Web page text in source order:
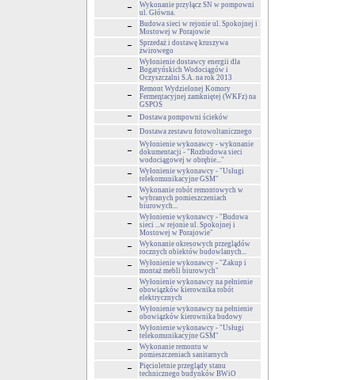
Wykonanie przyłącz SN w pompowni
ul. Główna.
Budowa sieci w rejonie ul. Spokojnej i
Mostowej w Porajowie
Sprzedaż i dostawę kruszywa
żwirowego
Wyłonienie dostawcy energii dla
Bogatyńskich Wodociągów i
Oczyszczalni S.A. na rok 2013
Remont Wydzielonej Komory
Fermentacyjnej zamkniętej (WKFz) na
GSPOŚ
Dostawa pompowni ścieków
Dostawa zestawu fotowoltanicznego
Wyłonienie wykonawcy - wykonanie
dokumentacji - "Rozbudowa sieci
wodociągowej w obrębie..."
Wyłonienie wykonawcy - "Usługi
telekomunikacyjne GSM"
Wykonanie robót remontowych w
wybranych pomieszczeniach
biurowych...
Wyłonienie wykonawcy - "Budowa
sieci ...w rejonie ul. Spokojnej i
Mostowej w Porajowie"
Wykonanie okresowych przeglądów
rocznych obiektów budowlanych...
Wyłonienie wykonawcy - "Zakup i
montaż mebli biurowych"
Wyłonienie wykonawcy na pełnienie
obowiązków kierownika robót
elektrycznych
Wyłonienie wykonawcy na pełnienie
obowiązków kierownika budowy
Wyłonienie wykonawcy - "Usługi
telekomunikacyjne GSM"
Wykonanie remontu w
pomieszczeniach sanitarnych
Pięcioletnie przeglądy stanu
technicznego budynków BWiO